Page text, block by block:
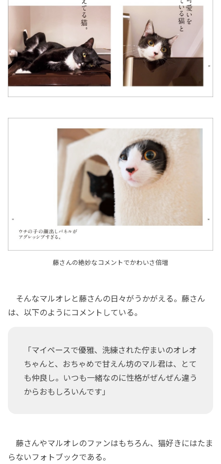
藤さんの絶妙なコメントでかわいさ倍増
そんなマルオレと藤さんの日々がうかがえる。藤さん
は、以下のようにコメントしている。
「マイペースで優雅、洗練された佇まいのオレオ
ちゃんと、おちゃめで甘えん坊のマル君は、とて
も仲良し。いつも一緒なのに性格がぜんぜん違う
からおもしろいんです」
藤さんやマルオレのファンはもちろん、猫好きにはたま
らないフォトブックである。